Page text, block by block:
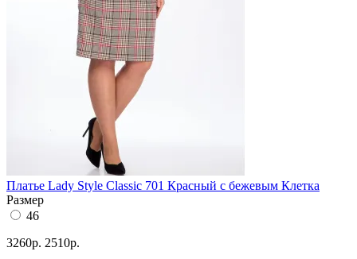
Платье Lady Style Classic 701 Красный с бежевым Клетка
Размер
46
3260р. 2510р.